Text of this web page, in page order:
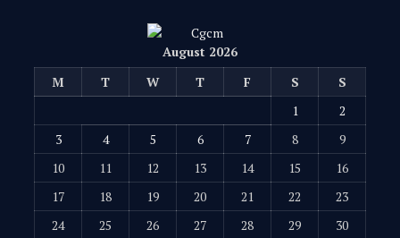
August 2026
M
T W T F S
S
1
2
3
4 5 6 7 8
9
10
11 12 13 14 15
16
17
18 19 20 21 22
23
24
25 26 27 28 29
30